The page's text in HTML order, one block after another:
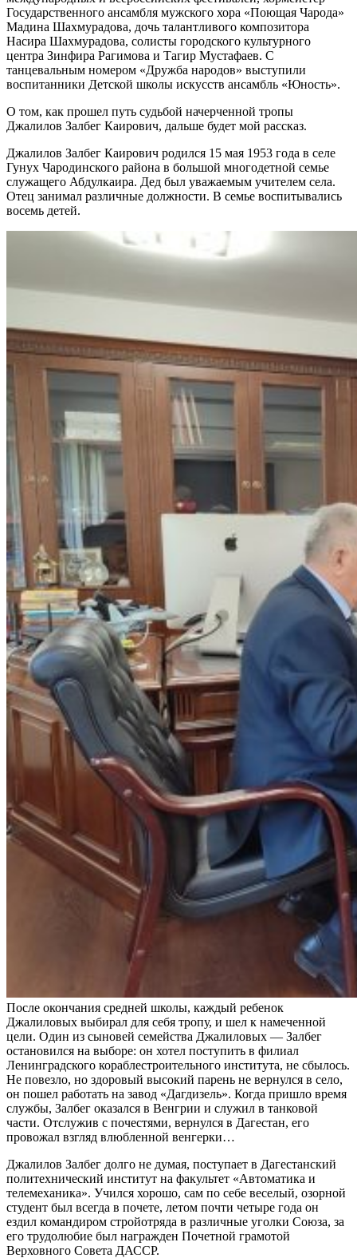
Государственного ансамбля мужского хора «Поющая Чарода»
Мадина Шахмурадова, дочь талантливого композитора
Насира Шахмурадова, солисты городского культурного
центра Зинфира Рагимова и Тагир Мустафаев. С
танцевальным номером «Дружба народов» выступили
воспитанники Детской школы искусств ансамбль «Юность».
О том, как прошел путь судьбой начерченной тропы
Джалилов Залбег Каирович, дальше будет мой рассказ.
Джалилов Залбег Каирович родился 15 мая 1953 года в селе
Гунух Чародинского района в большой многодетной семье
служащего Абдулкаира. Дед был уважаемым учителем села.
Отец занимал различные должности. В семье воспитывались
восемь детей.
После окончания средней школы, каждый ребенок
Джалиловых выбирал для себя тропу, и шел к намеченной
цели. Один из сыновей семейства Джалиловых — Залбег
остановился на выборе: он хотел поступить в филиал
Ленинградского кораблестроительного института, не сбылось.
Не повезло, но здоровый высокий парень не вернулся в село,
он пошел работать на завод «Дагдизель». Когда пришло время
службы, Залбег оказался в Венгрии и служил в танковой
части. Отслужив с почестями, вернулся в Дагестан, его
провожал взгляд влюбленной венгерки…
Джалилов Залбег долго не думая, поступает в Дагестанский
политехнический институт на факультет «Автоматика и
телемеханика». Учился хорошо, сам по себе веселый, озорной
студент был всегда в почете, летом почти четыре года он
ездил командиром стройотряда в различные уголки Союза, за
его трудолюбие был награжден Почетной грамотой
Верховного Совета ДАССР.